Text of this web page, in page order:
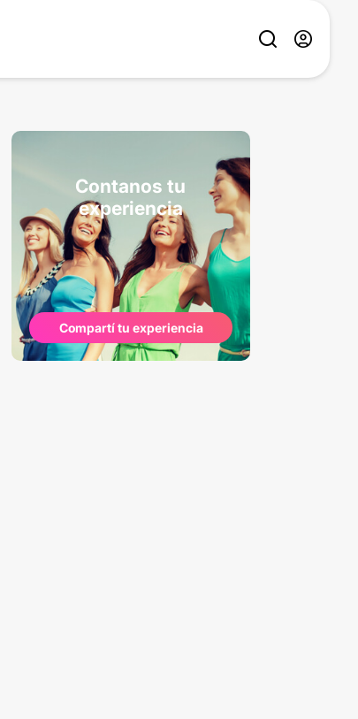
Contanos tu
experiencia
Compartí tu experiencia